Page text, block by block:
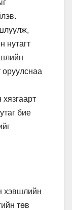
нутагт
оруулснаа
бие
хэвшлийн
төв